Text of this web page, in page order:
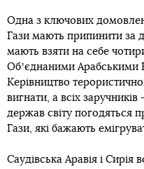
Одна з ключових
Гази мають припинити за
мають взяти на себе
Обʼєднаними Арабськими
Керівництво
вигнати, а всіх
держав світу погодяться
Гази, які бажають
Саудівська Аравія і Сирія